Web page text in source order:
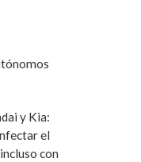
y Kia:
el
con